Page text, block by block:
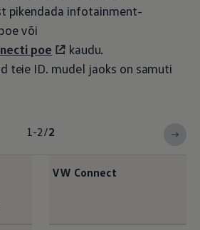
pikendada infotainment-
või
poe
kaudu.
teie ID. mudel jaoks on samuti
1-2/2
VW Connect